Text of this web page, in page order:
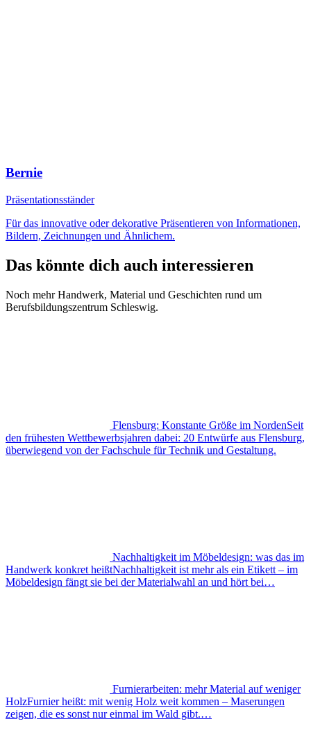
Bernie
Präsentationsständer
Für das innovative oder dekorative Präsentieren von Informationen,
Bildern, Zeichnungen und Ähnlichem.
Das könnte dich auch interessieren
Noch mehr Handwerk, Material und Geschichten rund um
Berufsbildungszentrum Schleswig.
Flensburg: Konstante Größe im NordenSeit
den frühesten Wettbewerbsjahren dabei: 20 Entwürfe aus Flensburg,
überwiegend von der Fachschule für Technik und Gestaltung.
Nachhaltigkeit im Möbeldesign: was das im
Handwerk konkret heißtNachhaltigkeit ist mehr als ein Etikett – im
Möbeldesign fängt sie bei der Materialwahl an und hört bei…
Furnierarbeiten: mehr Material auf weniger
HolzFurnier heißt: mit wenig Holz weit kommen – Maserungen
zeigen, die es sonst nur einmal im Wald gibt.…